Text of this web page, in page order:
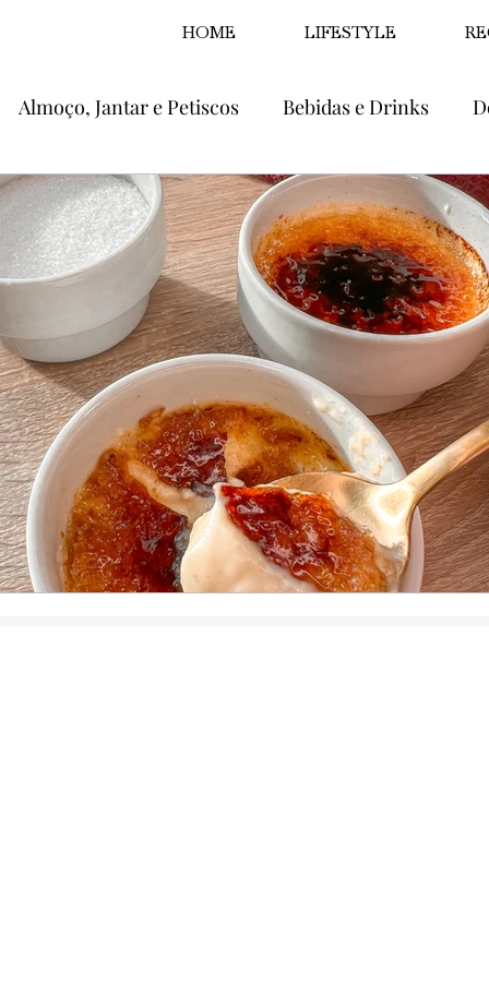
HOME LIFESTYLE
Almoço, Jantar e Petiscos Bebidas e Drinks